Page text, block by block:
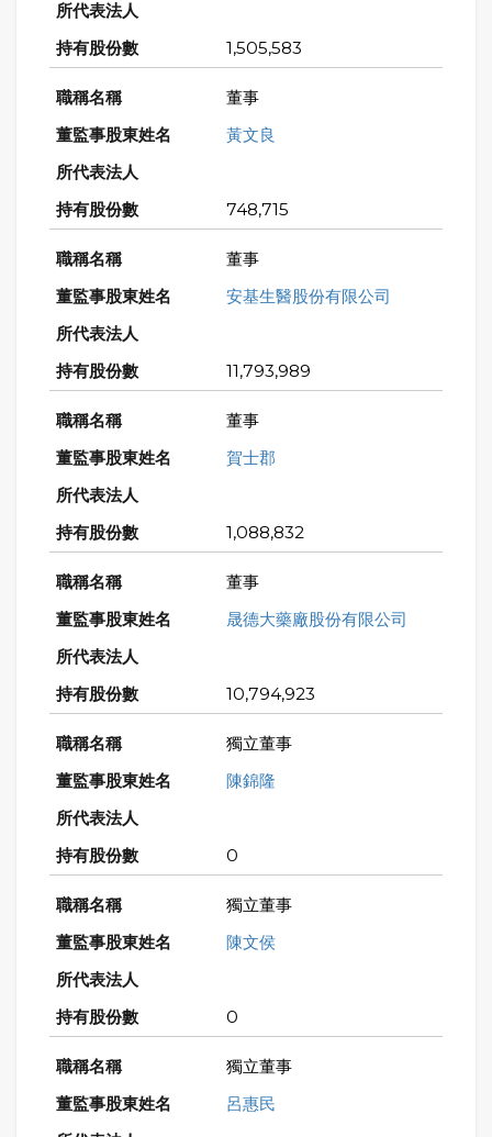
1,505,583
董事
黃文良
748,715
董事
安基生醫股份有限公司
11,793,989
董事
賀士郡
1,088,832
董事
晟德大藥廠股份有限公司
10,794,923
獨立董事
陳錦隆
0
獨立董事
陳文侯
0
獨立董事
呂惠民